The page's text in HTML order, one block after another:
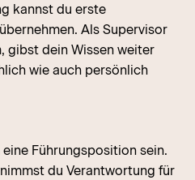
kannst du erste
Als Supervisor
gibst dein Wissen weiter
wie auch persönlich
Führungsposition sein.
du Verantwortung für